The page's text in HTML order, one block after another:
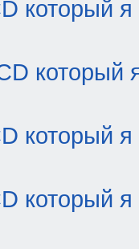
который я
который
который я
который я